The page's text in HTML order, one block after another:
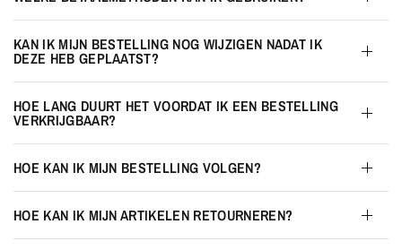
KAN IK MIJN BESTELLING NOG WIJZIGEN NADAT IK
DEZE HEB GEPLAATST?
HOE LANG DUURT HET VOORDAT IK EEN BESTELLING
VERKRIJGBAAR?
HOE KAN IK MIJN BESTELLING VOLGEN?
HOE KAN IK MIJN ARTIKELEN RETOURNEREN?